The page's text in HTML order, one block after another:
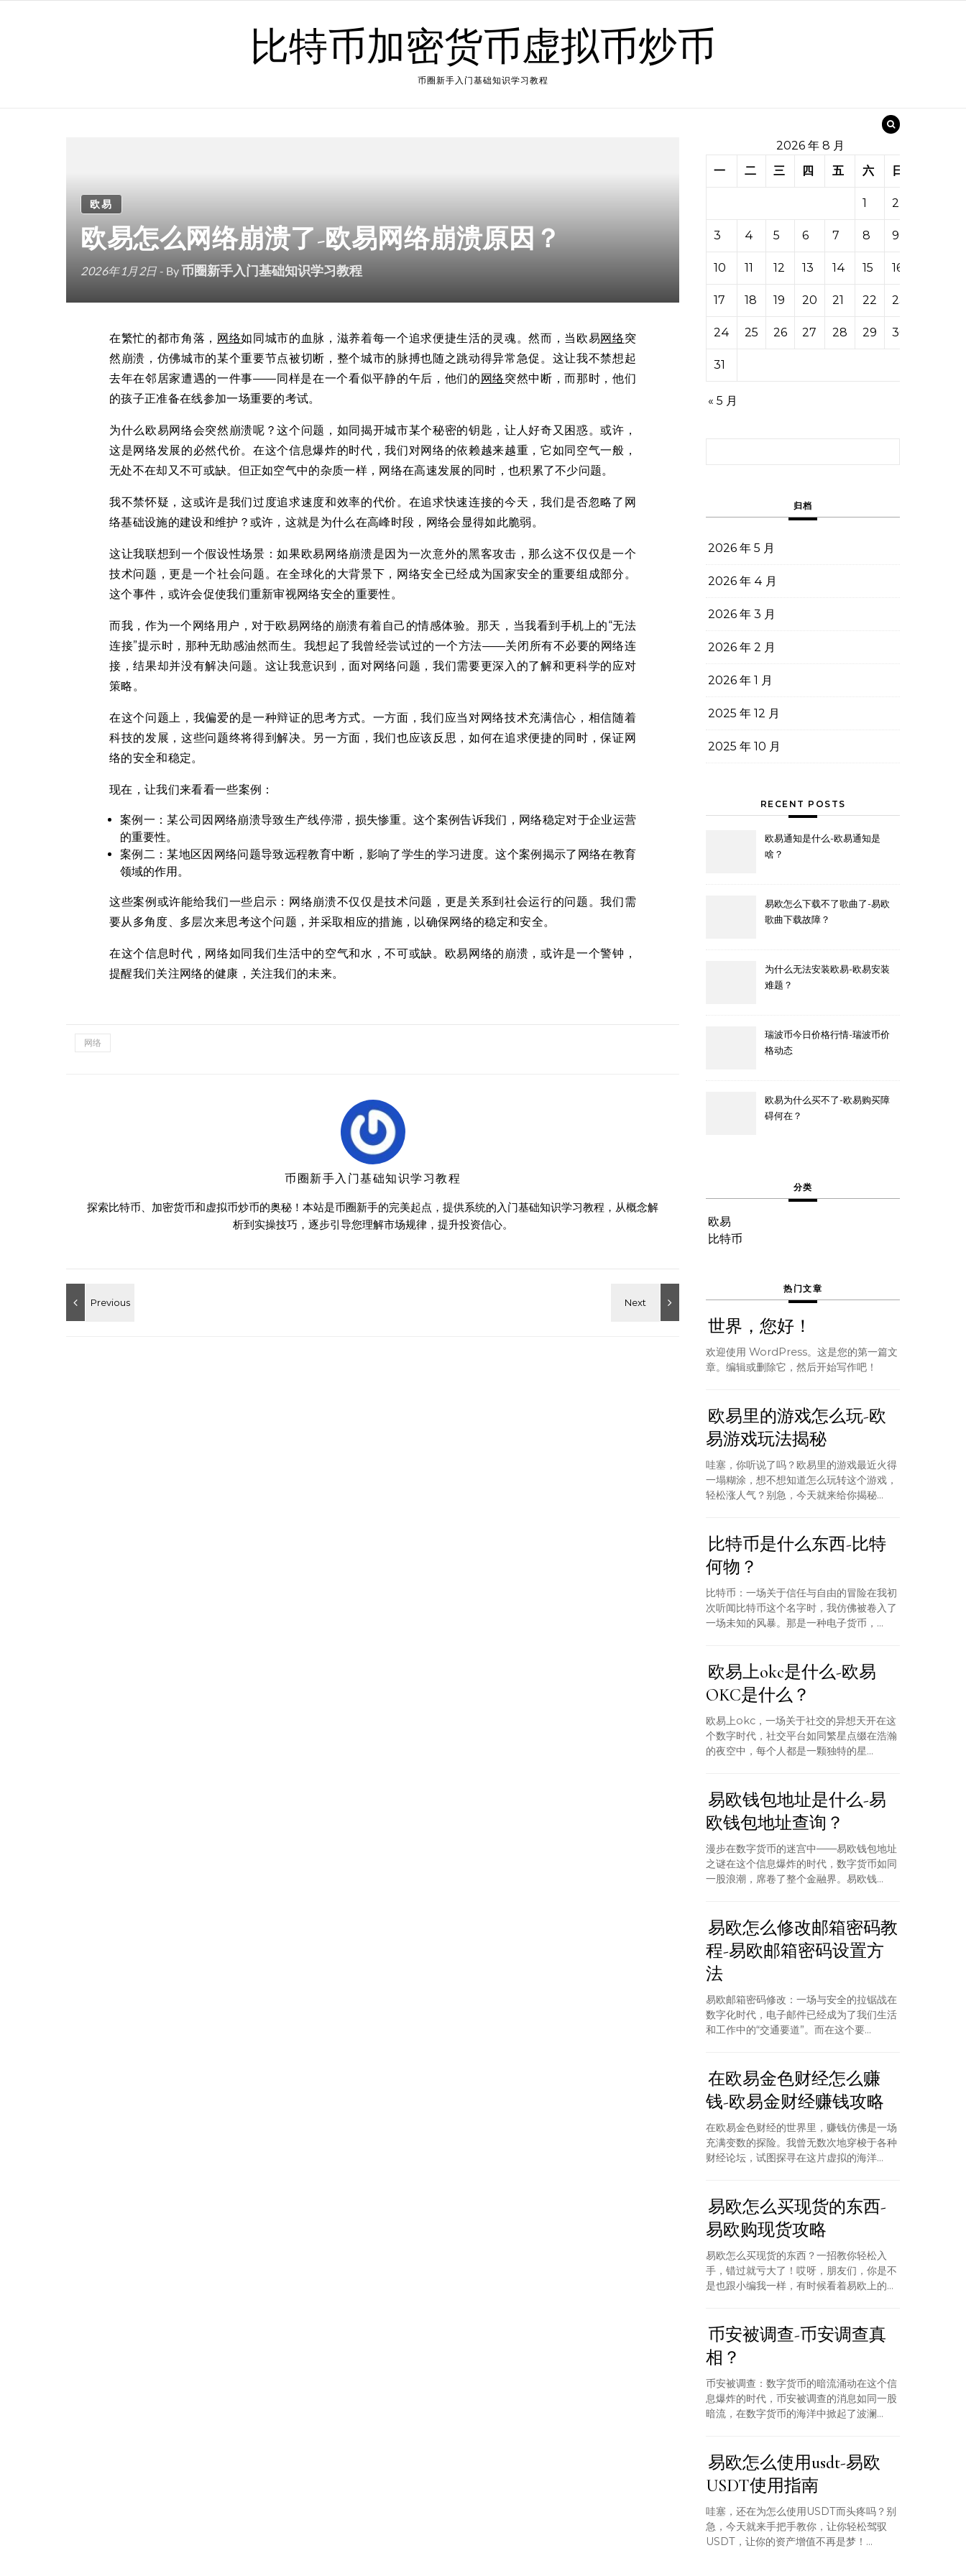
比特币加密货币虚拟币炒币
币圈新手入门基础知识学习教程
欧易
欧易怎么网络崩溃了-欧易网络崩溃原因？
2026年1月2日 - By币圈新手入门基础知识学习教程
在繁忙的都市角落， 网络如同城市的血脉，滋养着每一个追求便捷生活的灵魂。然而，当欧易网络突
然崩溃，仿佛城市的某个重要节点被切断，整个城市的脉搏也随之跳动得异常急促。这让我不禁想起
去年在邻居家遭遇的一件事——同样是在一个看似平静的午后，他们的网络突然中断，而那时，他们
的孩子正准备在线参加一场重要的考试。
为什么欧易网络会突然崩溃呢？这个问题，如同揭开城市某个秘密的钥匙，让人好奇又困惑。或许，
这是网络发展的必然代价。在这个信息爆炸的时代，我们对网络的依赖越来越重，它如同空气一般，
无处不在却又不可或缺。但正如空气中的杂质一样，网络在高速发展的同时，也积累了不少问题。
我不禁怀疑，这或许是我们过度追求速度和效率的代价。在追求快速连接的今天，我们是否忽略了网
络基础设施的建设和维护？或许，这就是为什么在高峰时段，网络会显得如此脆弱。
这让我联想到一个假设性场景：如果欧易网络崩溃是因为一次意外的黑客攻击，那么这不仅仅是一个
技术问题，更是一个社会问题。在全球化的大背景下，网络安全已经成为国家安全的重要组成部分。
这个事件，或许会促使我们重新审视网络安全的重要性。
而我，作为一个网络用户，对于欧易网络的崩溃有着自己的情感体验。那天，当我看到手机上的“无法
连接”提示时，那种无助感油然而生。我想起了我曾经尝试过的一个方法——关闭所有不必要的网络连
接，结果却并没有解决问题。这让我意识到，面对网络问题，我们需要更深入的了解和更科学的应对
策略。
在这个问题上，我偏爱的是一种辩证的思考方式。一方面，我们应当对网络技术充满信心，相信随着
科技的发展，这些问题终将得到解决。另一方面，我们也应该反思，如何在追求便捷的同时，保证网
络的安全和稳定。
现在，让我们来看看一些案例：
案例一：某公司因网络崩溃导致生产线停滞，损失惨重。这个案例告诉我们，网络稳定对于企业运营
的重要性。
案例二：某地区因网络问题导致远程教育中断，影响了学生的学习进度。这个案例揭示了网络在教育
领域的作用。
这些案例或许能给我们一些启示：网络崩溃不仅仅是技术问题，更是关系到社会运行的问题。我们需
要从多角度、多层次来思考这个问题，并采取相应的措施，以确保网络的稳定和安全。
在这个信息时代，网络如同我们生活中的空气和水，不可或缺。欧易网络的崩溃，或许是一个警钟，
提醒我们关注网络的健康，关注我们的未来。
网络
币圈新手入门基础知识学习教程
探索比特币、加密货币和虚拟币炒币的奥秘！本站是币圈新手的完美起点，提供系统的入门基础知识学习教程，从概念解
析到实操技巧，逐步引导您理解市场规律，提升投资信心。
2026 年 8 月
一
二 三 四 五 六 日
1 2
3 4 5 6 7 8 9
10 11 12 13 14 15 16
17 18 19 20 21 22 23
24 25 26 27 28 29 30
31
« 5 月
归档
2026 年 5 月
2026 年 4 月
2026 年 3 月
2026 年 2 月
2026 年 1 月
2025 年 12 月
2025 年 10 月
RECENT POSTS
欧易通知是什么-欧易通知是
啥？
易欧怎么下载不了歌曲了-易欧
歌曲下载故障？
为什么无法安装欧易-欧易安装
难题？
瑞波币今日价格行情-瑞波币价
格动态
欧易为什么买不了-欧易购买障
碍何在？
分类
欧易
比特币
热门文章
世界，您好！
欢迎使用 WordPress。这是您的第一篇文
章。编辑或删除它，然后开始写作吧！
欧易里的游戏怎么玩-欧
易游戏玩法揭秘
哇塞，你听说了吗？欧易里的游戏最近火得
一塌糊涂，想不想知道怎么玩转这个游戏，
轻松涨人气？别急，今天就来给你揭秘...
比特币是什么东西-比特
何物？
比特币：一场关于信任与自由的冒险在我初
次听闻比特币这个名字时，我仿佛被卷入了
一场未知的风暴。那是一种电子货币，...
欧易上okc是什么-欧易
OKC是什么？
欧易上okc，一场关于社交的异想天开在这
个数字时代，社交平台如同繁星点缀在浩瀚
的夜空中，每个人都是一颗独特的星...
易欧钱包地址是什么-易
欧钱包地址查询？
漫步在数字货币的迷宫中——易欧钱包地址
之谜在这个信息爆炸的时代，数字货币如同
一股浪潮，席卷了整个金融界。易欧钱...
易欧怎么修改邮箱密码教
程-易欧邮箱密码设置方
法
易欧邮箱密码修改：一场与安全的拉锯战在
数字化时代，电子邮件已经成为了我们生活
和工作中的“交通要道”。而在这个要...
在欧易金色财经怎么赚
钱-欧易金财经赚钱攻略
在欧易金色财经的世界里，赚钱仿佛是一场
充满变数的探险。我曾无数次地穿梭于各种
财经论坛，试图探寻在这片虚拟的海洋...
易欧怎么买现货的东西-
易欧购现货攻略
易欧怎么买现货的东西？一招教你轻松入
手，错过就亏大了！哎呀，朋友们，你是不
是也跟小编我一样，有时候看着易欧上的...
币安被调查-币安调查真
相？
币安被调查：数字货币的暗流涌动在这个信
息爆炸的时代，币安被调查的消息如同一股
暗流，在数字货币的海洋中掀起了波澜...
易欧怎么使用usdt-易欧
USDT使用指南
哇塞，还在为怎么使用USDT而头疼吗？别
急，今天就来手把手教你，让你轻松驾驭
USDT，让你的资产增值不再是梦！...